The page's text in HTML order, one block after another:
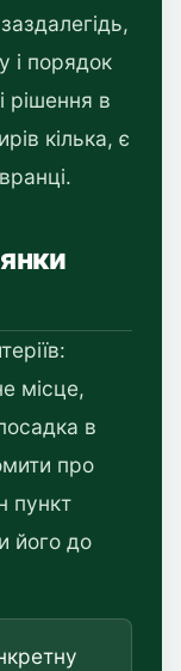
і порядок
рішення в
кілька, є
місце,
в
про
пункт
його до